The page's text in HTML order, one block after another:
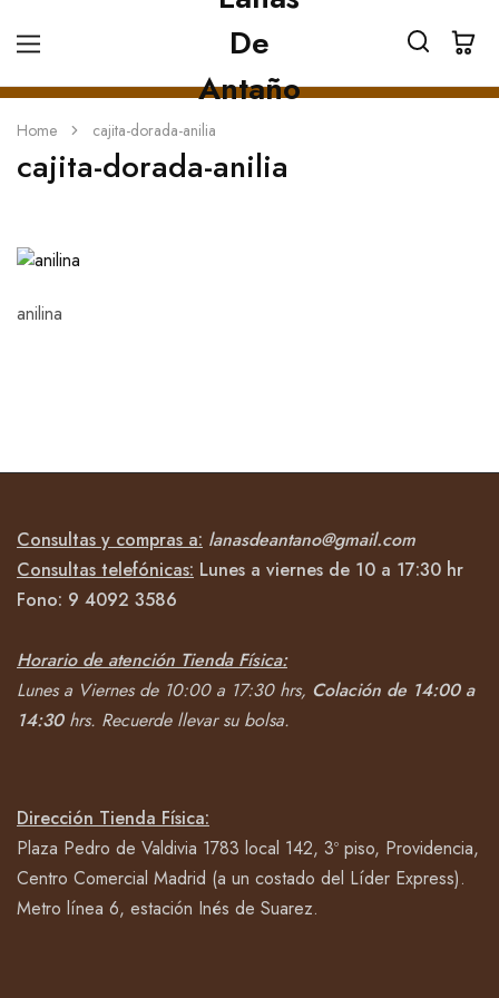
Home cajita-dorada-anilia
cajita-dorada-anilia
anilina
Consultas y compras a: lanasdeantano@gmail.com
Consultas telefónicas: Lunes a viernes de 10 a 17:30 hr
Fono: 9 4092 3586
Horario de atención Tienda Física:
Lunes a Viernes de 10:00 a 17:30 hrs, Colación de 14:00 a
14:30hrs. Recuerde llevar su bolsa.
Dirección Tienda Física:
Plaza Pedro de Valdivia 1783 local 142, 3º piso, Providencia,
Centro Comercial Madrid (a un costado del Líder Express).
Metro línea 6, estación Inés de Suarez.